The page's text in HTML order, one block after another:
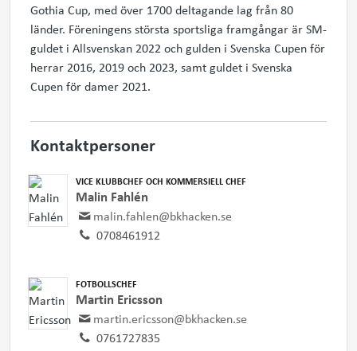
Gothia Cup, med över 1700 deltagande lag från 80
länder. Föreningens största sportsliga framgångar är SM-
guldet i Allsvenskan 2022 och gulden i Svenska Cupen för
herrar 2016, 2019 och 2023, samt guldet i Svenska
Cupen för damer 2021.
Kontaktpersoner
VICE KLUBBCHEF OCH KOMMERSIELL CHEF
Malin Fahlén
malin.fahlen@bkhacken.se
0708461912
FOTBOLLSCHEF
Martin Ericsson
martin.ericsson@bkhacken.se
0761727835